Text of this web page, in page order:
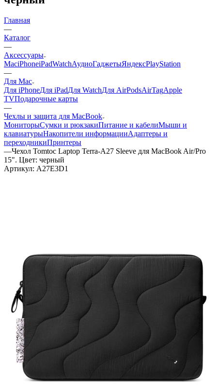
Главная
—
Каталог
—
Аксессуары
MaciPhoneiPadWatchАудиоГаджетыЯндексPlayStation
—
Для Mac
Для iPhoneДля iPadДля WatchДля AirPodsAirTagApple
TVПодарочные карты
—
Чехлы и защита для MacBook
МониторыСумки и рюкзакиПитание и кабелиМыши и
клавиатурыНакопители информацииАдаптеры и
переходникиПринтеры
—Чехол Tomtoc Laptop Terra-A27 Sleeve для MacBook Air/Pro
15". Цвет: черный
Артикул: A27E3D1